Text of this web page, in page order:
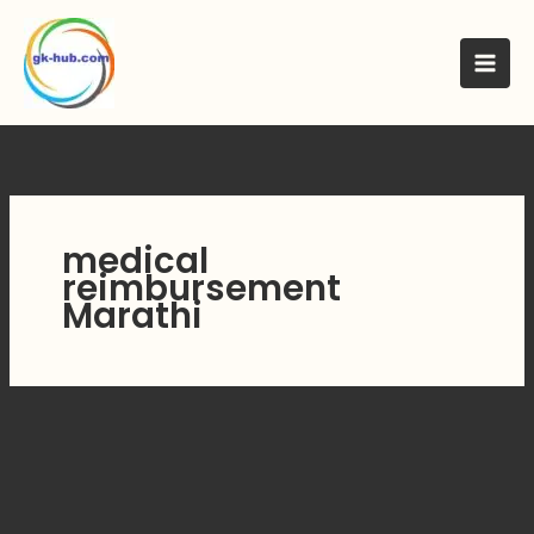
मजकुरावर
medical
reimbursement
Marathi